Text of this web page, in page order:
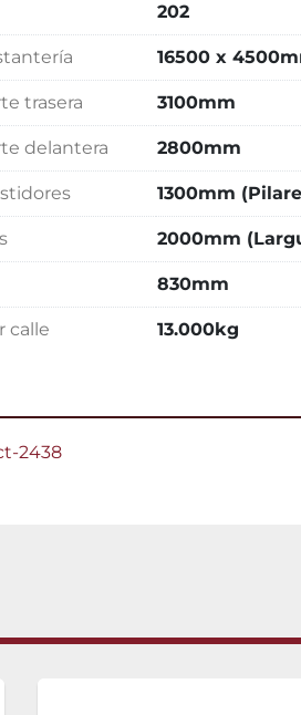
202
16500 x
trasera 3100mm
delantera 2800mm
1300mm
2000mm
830mm
calle 13.000kg
2438